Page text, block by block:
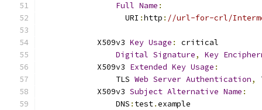
Full Name :
                  URI
:http : //url-for-crl/
            X509v3
Key Usage :
critical
Digital Signature, Key
            X509v3
Extended Key Usage :
                TLS
Web Server Authentication,
            X509v3
Subject Alternative Name :
                DNS
: test.example